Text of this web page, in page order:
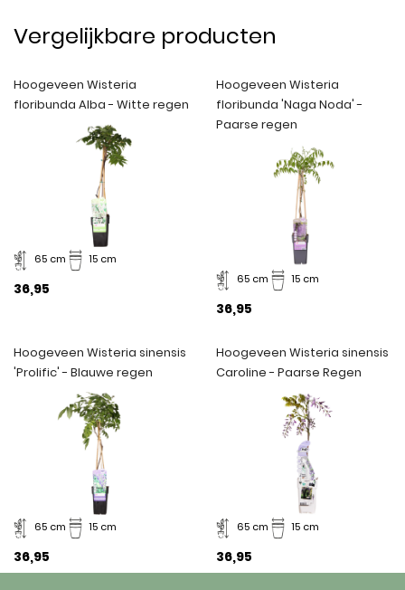
Vergelijkbare producten
Hoogeveen Wisteria
floribunda Alba - Witte regen
65 cm 15 cm
36,95
Hoogeveen Wisteria
floribunda 'Naga Noda' -
Paarse regen
65 cm 15 cm
36,95
Hoogeveen Wisteria sinensis
'Prolific' - Blauwe regen
65 cm 15 cm
36,95
Hoogeveen Wisteria sinensis
Caroline - Paarse Regen
65 cm 15 cm
36,95